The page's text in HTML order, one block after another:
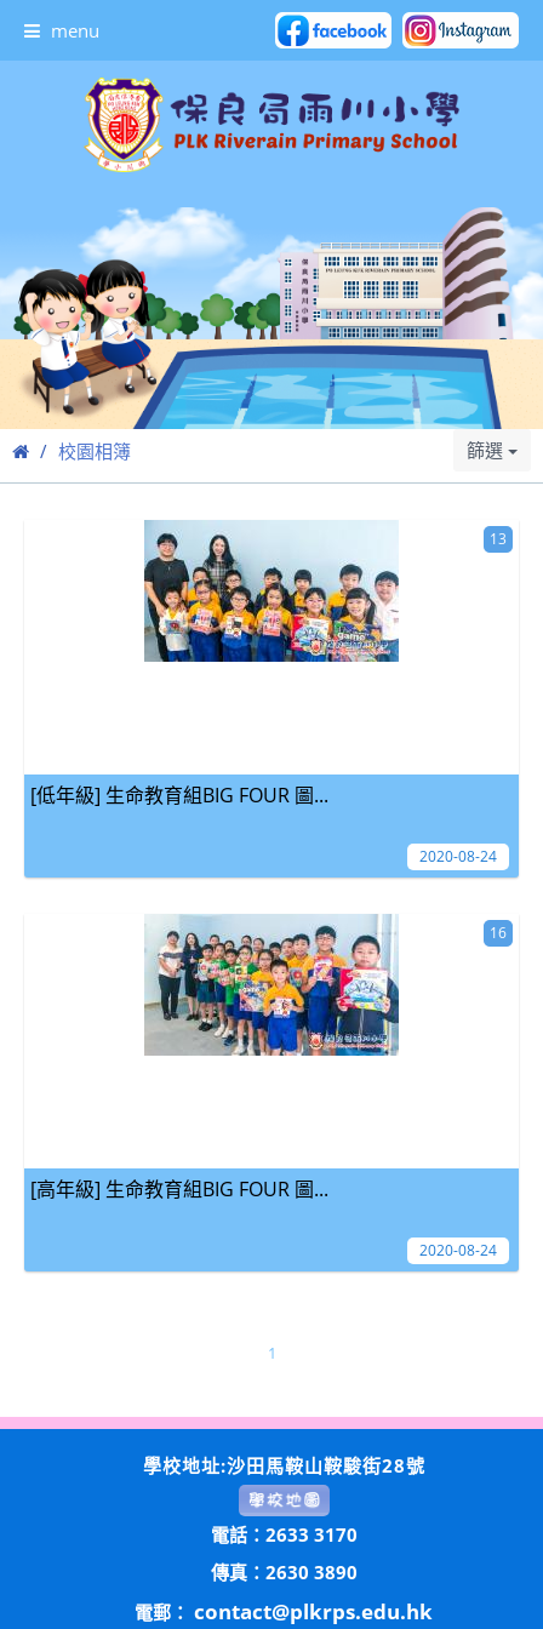
menu
校園相簿 篩選
[低年級] 生命教育組BIG FOUR 圖...
13
2020-08-24
[高年級] 生命教育組BIG FOUR 圖...
16
2020-08-24
1
學校地址:沙田馬鞍山鞍駿街28號
電話：2633 3170
傳真：2630 3890
電郵： contact@plkrps.edu.hk